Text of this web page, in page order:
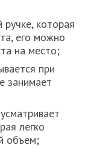
ручке, которая
его можно
на место;
при
занимает
легко
объем;